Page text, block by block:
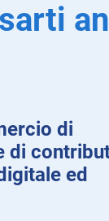
di
di
ed